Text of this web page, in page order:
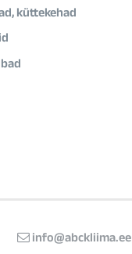
küttekehad
info@abckliima.ee